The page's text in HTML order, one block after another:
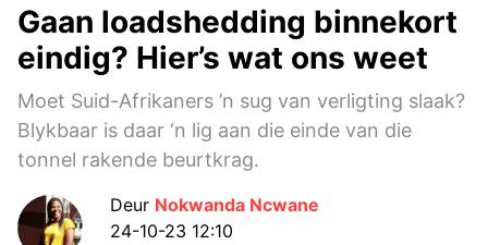
Gaan loadshedding binnekort
eindig? Hier’s wat ons weet
Moet Suid-Afrikaners ’n sug van verligting slaak?
Blykbaar is daar ‘n lig aan die einde van die
tonnel rakende beurtkrag.
Deur Nokwanda Ncwane
24-10-23 12:10